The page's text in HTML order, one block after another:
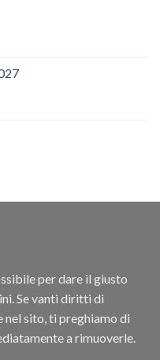
per dare il giusto
Se vanti diritti di
sito, ti preghiamo di
a rimuoverle.